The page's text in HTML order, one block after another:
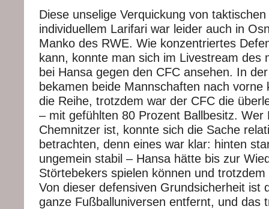
Diese unselige Verquickung von
individuellem Larifari war leider auch in
Manko des RWE. Wie konzentriertes
kann, konnte man sich im Livestream des
bei Hansa gegen den CFC ansehen. In
bekamen beide Mannschaften nach vorne
die Reihe, trotzdem war der CFC die
– mit gefühlten 80 Prozent Ballbesitz. Wer
Chemnitzer ist, konnte sich die Sache
betrachten, denn eines war klar: hinten
ungemein stabil – Hansa hätte bis zur
Störtebekers spielen können und trotzdem
Von dieser defensiven Grundsicherheit ist
ganze Fußballuniversen entfernt, und das